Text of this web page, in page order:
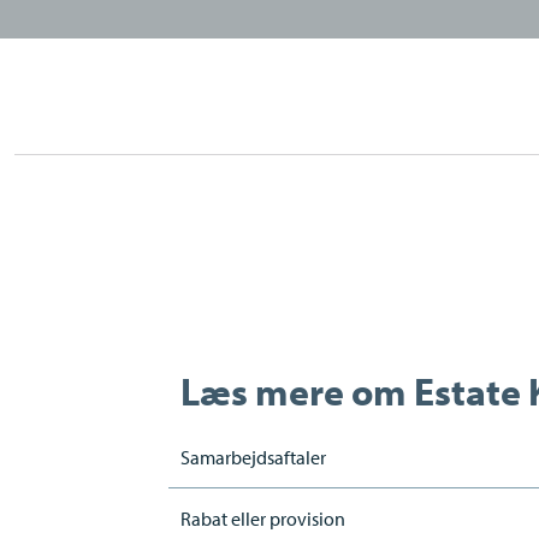
Læs mere om Estate
Samarbejdsaftaler
Rabat eller provision